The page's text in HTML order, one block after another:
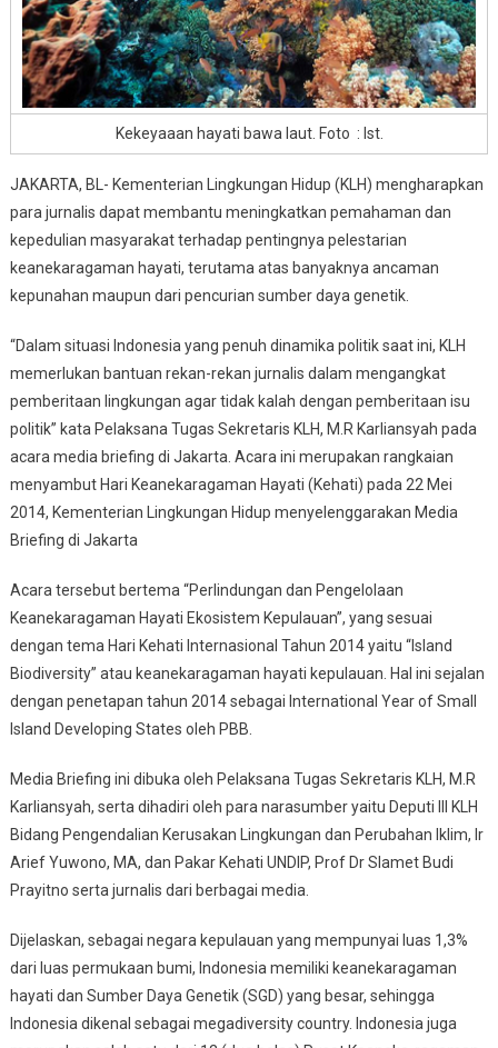
Kekeyaaan hayati bawa laut. Foto : Ist.
JAKARTA, BL- Kementerian Lingkungan Hidup (KLH) mengharapkan
para jurnalis dapat membantu meningkatkan pemahaman dan
kepedulian masyarakat terhadap pentingnya pelestarian
keanekaragaman hayati, terutama atas banyaknya ancaman
kepunahan maupun dari pencurian sumber daya genetik.
“Dalam situasi Indonesia yang penuh dinamika politik saat ini, KLH
memerlukan bantuan rekan-rekan jurnalis dalam mengangkat
pemberitaan lingkungan agar tidak kalah dengan pemberitaan isu
politik” kata Pelaksana Tugas Sekretaris KLH, M.R Karliansyah pada
acara media briefing di Jakarta. Acara ini merupakan rangkaian
menyambut Hari Keanekaragaman Hayati (Kehati) pada 22 Mei
2014, Kementerian Lingkungan Hidup menyelenggarakan Media
Briefing di Jakarta
Acara tersebut bertema “Perlindungan dan Pengelolaan
Keanekaragaman Hayati Ekosistem Kepulauan”, yang sesuai
dengan tema Hari Kehati Internasional Tahun 2014 yaitu “Island
Biodiversity” atau keanekaragaman hayati kepulauan. Hal ini sejalan
dengan penetapan tahun 2014 sebagai International Year of Small
Island Developing States oleh PBB.
Media Briefing ini dibuka oleh Pelaksana Tugas Sekretaris KLH, M.R
Karliansyah, serta dihadiri oleh para narasumber yaitu Deputi III KLH
Bidang Pengendalian Kerusakan Lingkungan dan Perubahan Iklim, Ir
Arief Yuwono, MA, dan Pakar Kehati UNDIP, Prof Dr Slamet Budi
Prayitno serta jurnalis dari berbagai media.
Dijelaskan, sebagai negara kepulauan yang mempunyai luas 1,3%
dari luas permukaan bumi, Indonesia memiliki keanekaragaman
hayati dan Sumber Daya Genetik (SGD) yang besar, sehingga
Indonesia dikenal sebagai megadiversity country. Indonesia juga